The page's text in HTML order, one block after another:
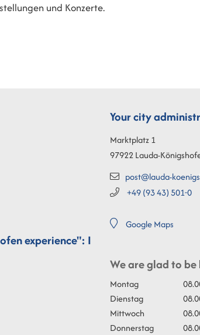
und Konzerte.
experience": I
Your city
Marktplatz 1
97922Lauda-
post@lauda-
+49 (9343) 501-0
Google Maps
We are glad to
Montag
Dienstag
Mittwoch
Donnerstag